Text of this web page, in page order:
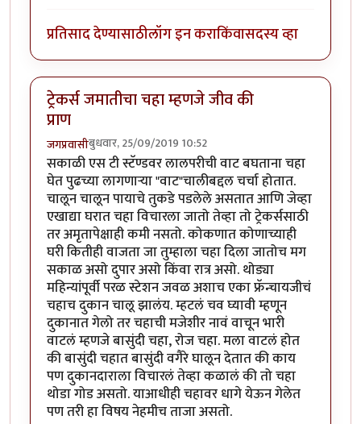
प्रतिसाद देण्यासाठीलॉग इन कराकिंवासदस्य व्हा
ट्रेकर्स जमातीचा चहा म्हणजे जीव की
प्राण
जगप्रवासीबुधवार, 25/09/2019 10:52
सकाळी एस टी स्टॅण्डवर लालपरीची वाट बघताना चहा
घेत पुढच्या लागणाऱ्या "वाट"चालीबद्दल चर्चा होतात.
चालून चालून पायाचे तुकडे पडलेले असतात आणि जेव्हा
एखाद्या घरात चहा विचारला जातो तेव्हा तो ट्रेकर्ससाठी
तर अमृतापेक्षाही कमी नसतो. कोकणात कोणाच्याही
घरी कितीही वाजता जा तुम्हाला चहा दिला जातोच मग
सकाळ असो दुपार असो किंवा रात्र असो. थोड्या
महिन्यांपूर्वी परळ स्टेशन जवळ अशाच एका फ्रॅन्चायजीचं
चहाच दुकान चालू झालंय. म्हटलं चव घ्यावी म्हणून
दुकानात गेलो तर चहाची मजेशीर नावं वाचून भारी
वाटलं म्हणजे बासुंदी चहा, रोज चहा. मला वाटलं होत
की बासुंदी चहात बासुंदी वगैरे घालून देतात की काय
पण दुकानदाराला विचारलं तेव्हा कळालं की तो चहा
थोडा गोड असतो. याआधीही चहावर धागे येऊन गेलेत
पण तरी हा विषय नेहमीच ताजा असतो.